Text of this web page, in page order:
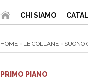
CHI SIAMO
HOME LE COLLANE SUONO
PRIMO PIANO